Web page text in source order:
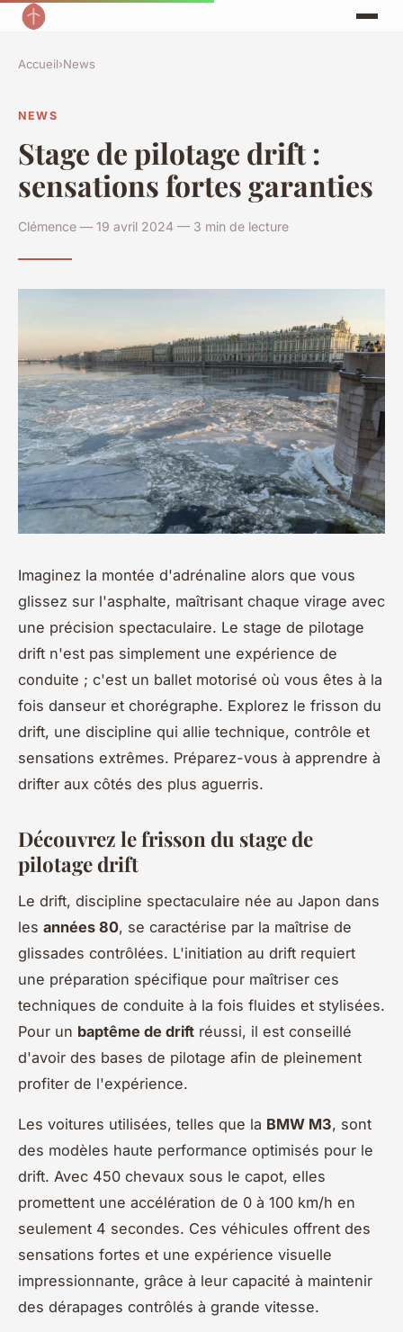
Accueil›News
NEWS
Stage de pilotage drift :
sensations fortes garanties
Clémence — 19 avril 2024 — 3 min de lecture
Imaginez la montée d'adrénaline alors que vous
glissez sur l'asphalte, maîtrisant chaque virage avec
une précision spectaculaire. Le stage de pilotage
drift n'est pas simplement une expérience de
conduite ; c'est un ballet motorisé où vous êtes à la
fois danseur et chorégraphe. Explorez le frisson du
drift, une discipline qui allie technique, contrôle et
sensations extrêmes. Préparez-vous à apprendre à
drifter aux côtés des plus aguerris.
Découvrez le frisson du stage de
pilotage drift
Le drift, discipline spectaculaire née au Japon dans
les années 80, se caractérise par la maîtrise de
glissades contrôlées. L'initiation au drift requiert
une préparation spécifique pour maîtriser ces
techniques de conduite à la fois fluides et stylisées.
Pour un baptême de drift réussi, il est conseillé
d'avoir des bases de pilotage afin de pleinement
profiter de l'expérience.
Les voitures utilisées, telles que la BMW M3, sont
des modèles haute performance optimisés pour le
drift. Avec 450 chevaux sous le capot, elles
promettent une accélération de 0 à 100 km/h en
seulement 4 secondes. Ces véhicules offrent des
sensations fortes et une expérience visuelle
impressionnante, grâce à leur capacité à maintenir
des dérapages contrôlés à grande vitesse.